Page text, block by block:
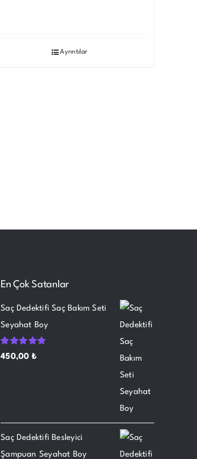
Ayrıntılar
En Çok Satanlar
Saç Dedektifi Saç Bakım Seti
Seyahat Boy
5
üzerinden
450,00₺
Saç Dedektifi Besleyici
Şampuan Seyahat Boy